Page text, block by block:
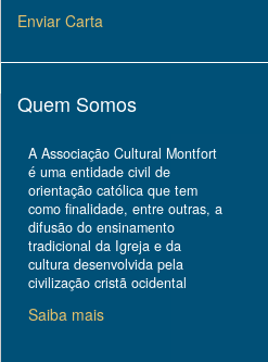
Enviar Carta
Quem Somos
A Associação Cultural Montfort
é uma entidade civil de
orientação católica que tem
como finalidade, entre outras, a
difusão do ensinamento
tradicional da Igreja e da
cultura desenvolvida pela
civilização cristã ocidental
Saiba mais